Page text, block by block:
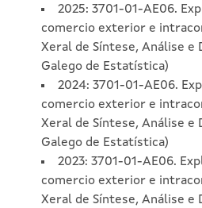
2025: 3701-01-AE06.
comercio exterior e
Xeral de Síntese, Análise
Galego de Estatística)
2024: 3701-01-AE06.
comercio exterior e
Xeral de Síntese, Análise
Galego de Estatística)
2023: 3701-01-AE06.
comercio exterior e
Xeral de Síntese, Análise